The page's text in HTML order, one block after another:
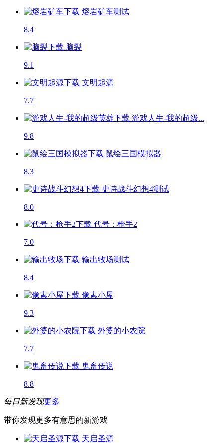
熔岩矿车测试
8.4
脑裂
9.1
文明起源
7.7
游戏人生-我的超级...
9.8
鼠绘三国模拟器
8.3
史诗战斗幻想4测试
8.0
代号：枪手2
7.0
输出牧场测试
8.4
像素小屋
9.3
外婆的小农院
7.7
鬼畜传说
8.8
每日新发现更多
带你发现更多有意思的新游戏
天启圣源